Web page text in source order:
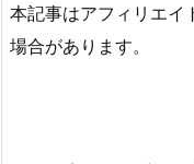
本記事はアフィリエイ
場合があります。